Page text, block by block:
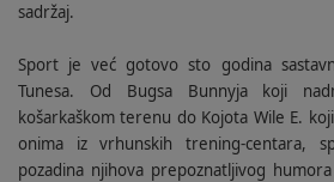
sadržaj.
Sport je već gotovo sto godina
Tunesa. Od Bugsa Bunnyja koji
košarkaškom terenu do Kojota Wile E.
onima iz vrhunskih trening-centara,
pozadina njihova prepoznatljivog